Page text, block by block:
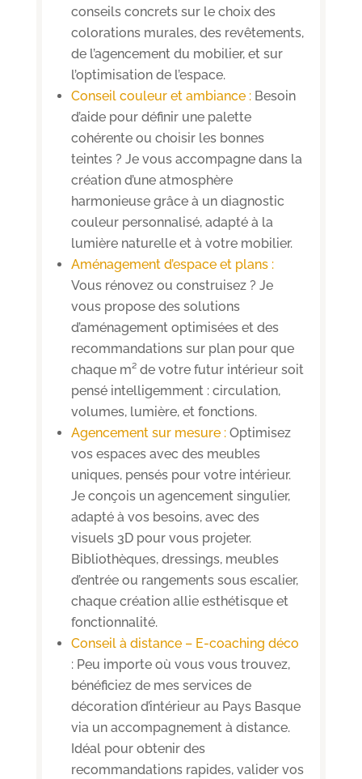
conseils concrets sur le choix des
colorations murales, des revêtements,
de l’agencement du mobilier, et sur
l’optimisation de l’espace.
Conseil couleur et ambiance :Besoin
d’aide pour définir une palette
cohérente ou choisir les bonnes
teintes ? Je vous accompagne dans la
création d’une atmosphère
harmonieuse grâce à un diagnostic
couleur personnalisé, adapté à la
lumière naturelle et à votre mobilier.
Aménagement d’espace et plans :
Vous rénovez ou construisez ? Je
vous propose des solutions
d’aménagement optimisées et des
recommandations sur plan pour que
chaque m² de votre futur intérieur soit
pensé intelligemment : circulation,
volumes, lumière, et fonctions.
Agencement sur mesure :Optimisez
vos espaces avec des meubles
uniques, pensés pour votre intérieur.
Je conçois un agencement singulier,
adapté à vos besoins, avec des
visuels 3D pour vous projeter.
Bibliothèques, dressings, meubles
d’entrée ou rangements sous escalier,
chaque création allie esthétisque et
fonctionnalité.
Conseil à distance – E-coaching déco
: Peu importe où vous vous trouvez,
bénéficiez de mes services de
décoration d’intérieur au Pays Basque
via un accompagnement à distance.
Idéal pour obtenir des
recommandations rapides, valider vos